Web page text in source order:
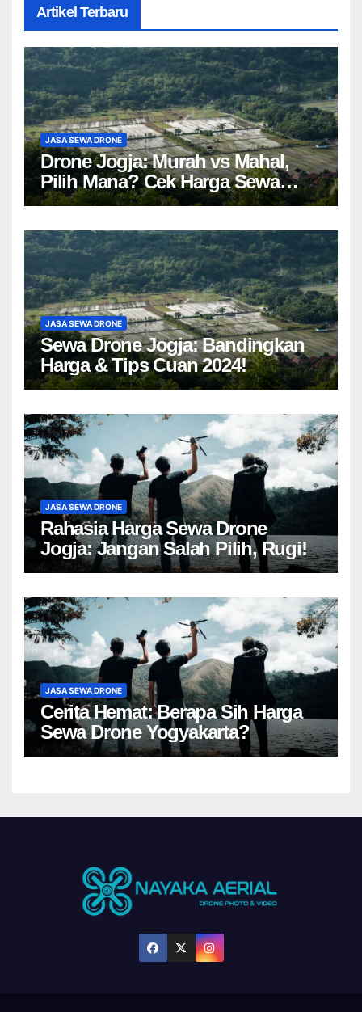
Artikel Terbaru
JASA SEWA DRONE
Drone Jogja: Murah vs Mahal,
Pilih Mana? Cek Harga Sewa
Drone Yogyakarta!
JASA SEWA DRONE
Sewa Drone Jogja: Bandingkan
Harga & Tips Cuan 2024!
JASA SEWA DRONE
Rahasia Harga Sewa Drone
Jogja: Jangan Salah Pilih, Rugi!
JASA SEWA DRONE
Cerita Hemat: Berapa Sih Harga
Sewa Drone Yogyakarta?